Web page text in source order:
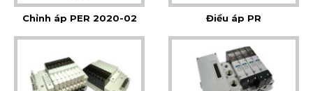
Chỉnh áp PER 2020-02 Điều áp PR